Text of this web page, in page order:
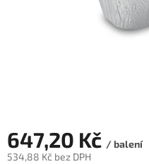
647,20 Kč / balení
534,88 Kč bez DPH